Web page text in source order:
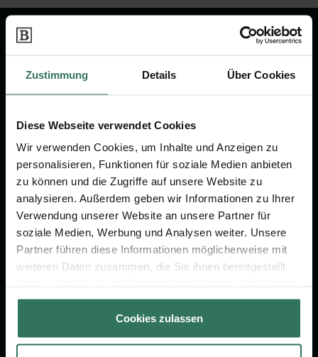
Zustimmung Details Über Cookies
Diese Webseite verwendet Cookies
Wir verwenden Cookies, um Inhalte und Anzeigen zu
personalisieren, Funktionen für soziale Medien anbieten
zu können und die Zugriffe auf unsere Website zu
analysieren. Außerdem geben wir Informationen zu Ihrer
Verwendung unserer Website an unsere Partner für
soziale Medien, Werbung und Analysen weiter. Unsere
Partner führen diese Informationen möglicherweise mit
weiteren Daten zusammen, die Sie ihnen bereitgestellt
gesammelt haben.
Cookies zulassen
Wir sind Ihr Ansprechpartner rund
um das Thema Bestattung &
Vorsorge.
Jetzt beraten lassen
FÜR SIE
Vergleich
Ratgeber
Verzeichnis
FÜR BESTATTER
Online-Portal
Kostenlos registrieren